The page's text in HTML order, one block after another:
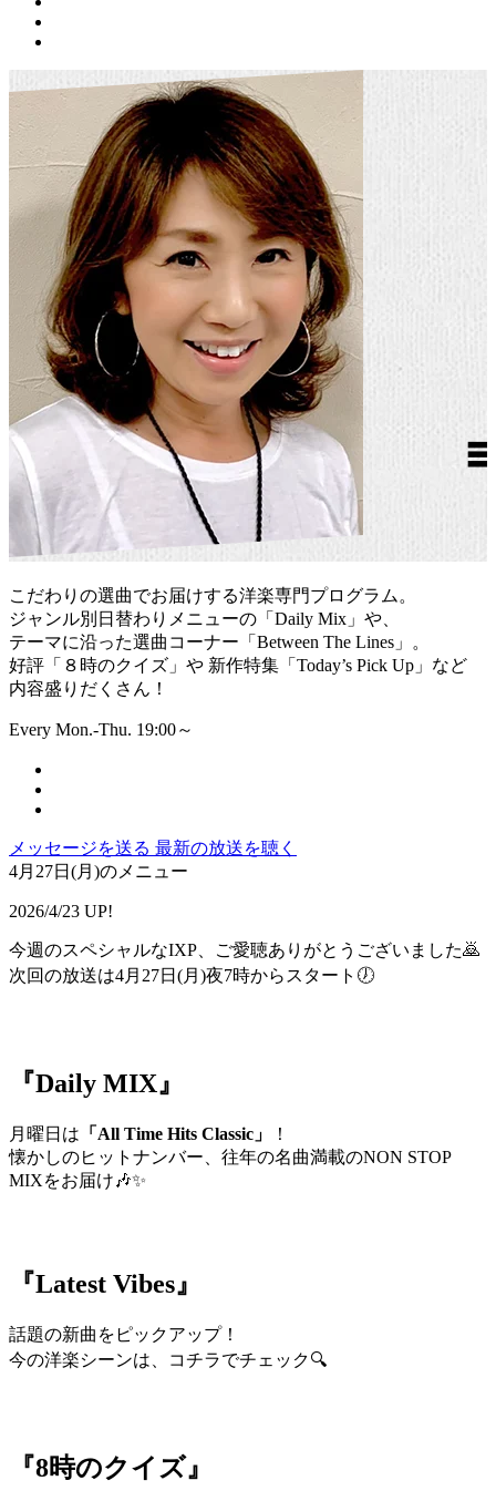
こだわりの選曲でお届けする洋楽専門プログラム。
ジャンル別日替わりメニューの「Daily Mix」や、
テーマに沿った選曲コーナー「Between The Lines」。
好評「８時のクイズ」や 新作特集「Today’s Pick Up」など
内容盛りだくさん！
Every Mon.-Thu. 19:00～
メッセージを送る 最新の放送を聴く
4月27日(月)のメニュー
2026/4/23 UP!
今週のスペシャルなIXP、ご愛聴ありがとうございました🙇
次回の放送は4月27日(月)夜7時からスタート🕖
『Daily MIX』
月曜日は 「All Time Hits Classic」
！
懐かしのヒットナンバー、往年の名曲満載のNON STOP
MIXをお届け🎶✨
『Latest Vibes』
話題の新曲をピックアップ！
今の洋楽シーンは、コチラでチェック🔍
『8時のクイズ』